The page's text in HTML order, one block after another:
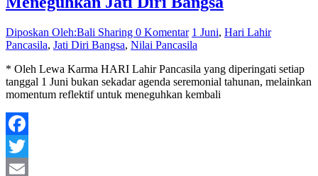
Diposkan Oleh:Bali Sharing 0 Komentar 1 Juni, Hari Lahir
Pancasila, Jati Diri Bangsa, Nilai Pancasila
* Oleh Lewa Karma HARI Lahir Pancasila yang diperingati setiap
tanggal 1 Juni bukan sekadar agenda seremonial tahunan, melainkan
momentum reflektif untuk meneguhkan kembali
Facebook
Twitter